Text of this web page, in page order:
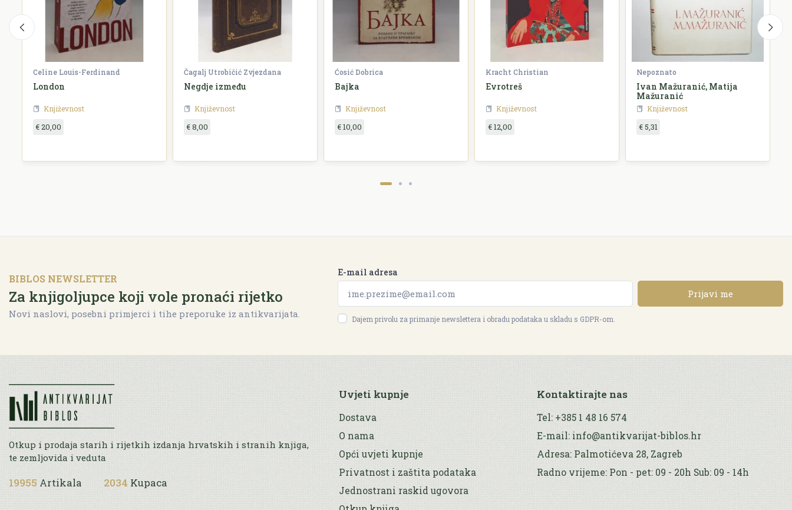
Celine Louis-Ferdinand
London
Književnost
€ 20,00
Čagalj Utrobičić Zvjezdana
Negdje između
Književnost
€ 8,00
Ćosić Dobrica
Bajka
Književnost
€ 10,00
Kracht Christian
Evrotreš
Književnost
€ 12,00
Nepoznato
Ivan Mažuranić, Matija
Mažuranić
Književnost
€ 5,31
BIBLOS NEWSLETTER
Za knjigoljupce koji vole pronaći rijetko
Novi naslovi, posebni primjerci i tihe preporuke iz antikvarijata.
E-mail adresa
Prijavi me
Dajem privolu za primanje newslettera i obradu podataka u skladu s GDPR-om.
Otkup i prodaja starih i rijetkih izdanja hrvatskih i stranih knjiga,
te zemljovida i veduta
19955 Artikala 2034 Kupaca
Uvjeti kupnje
Dostava
O nama
Opći uvjeti kupnje
Privatnost i zaštita podataka
Jednostrani raskid ugovora
Kontaktirajte nas
Tel: +385 1 48 16 574
E-mail: info@antikvarijat-biblos.hr
Adresa: Palmotićeva 28, Zagreb
Radno vrijeme: Pon - pet: 09 - 20h Sub: 09 - 14h